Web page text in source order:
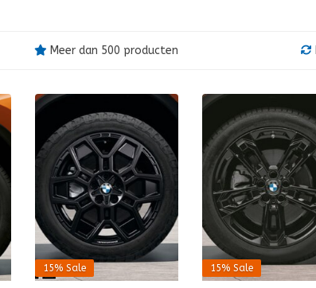
Meer dan 500 producten
15% Sale 15% Sale